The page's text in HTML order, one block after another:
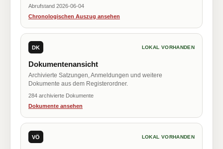
Abrufstand 2026-06-04
Chronologischen Auszug ansehen
DK LOKAL VORHANDEN
Dokumentenansicht
Archivierte Satzungen, Anmeldungen und weitere
Dokumente aus dem Registerordner.
284 archivierte Dokumente
Dokumente ansehen
VÖ LOKAL VORHANDEN